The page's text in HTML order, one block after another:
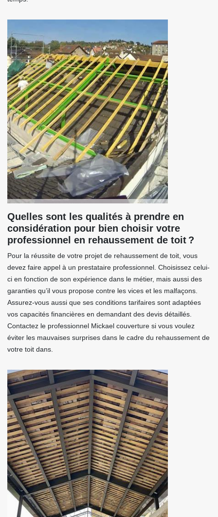
Quelles sont les qualités à prendre en
considération pour bien choisir votre
professionnel en rehaussement de toit ?
Pour la réussite de votre projet de rehaussement de toit, vous
devez faire appel à un prestataire professionnel. Choisissez celui-
ci en fonction de son expérience dans le métier, mais aussi des
garanties qu’il vous propose contre les vices et les malfaçons.
Assurez-vous aussi que ses conditions tarifaires sont adaptées
vos capacités financières en demandant des devis détaillés.
Contactez le professionnel Mickael couverture si vous voulez
éviter les mauvaises surprises dans le cadre du rehaussement de
votre toit dans.